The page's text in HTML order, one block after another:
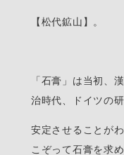
【松代鉱山】。
「石膏」は当初、
治時代、ドイツの
安定させることが
こぞって石膏を求め